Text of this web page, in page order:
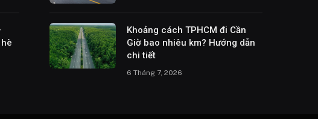
Khoảng cách TPHCM đi Cần
Giờ bao nhiêu km? Hướng dẫn
chi tiết
6 Tháng 7, 2026